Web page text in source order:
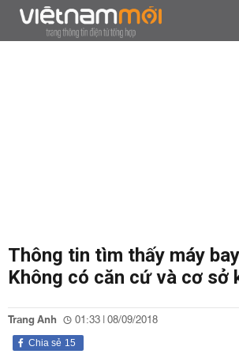
Thông tin tìm thấy máy
Không có căn cứ và cơ sở
Trang Anh 01:33 | 08/09/2018
15
Chia sẻ